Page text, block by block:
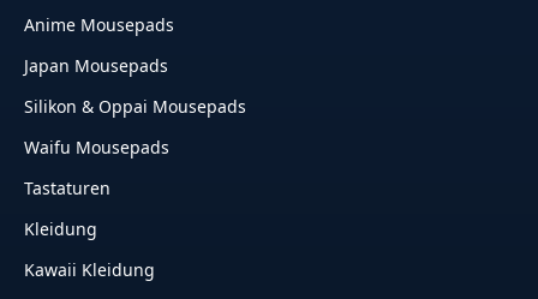
Anime Mousepads
Japan Mousepads
Silikon & Oppai Mousepads
Waifu Mousepads
Tastaturen
Kleidung
Kawaii Kleidung